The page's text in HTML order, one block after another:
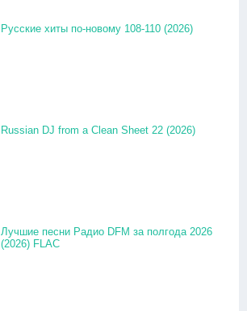
Русские хиты по-новому 108-110 (2026)
Russian DJ from a Clean Sheet 22 (2026)
Лучшие песни Радио DFM за полгода 2026
(2026) FLAC